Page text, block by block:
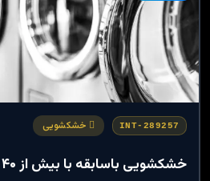
INT-289257 خشکشویی
خشکشویی باسابقه با بیش از ۴۰ سال فعالیت